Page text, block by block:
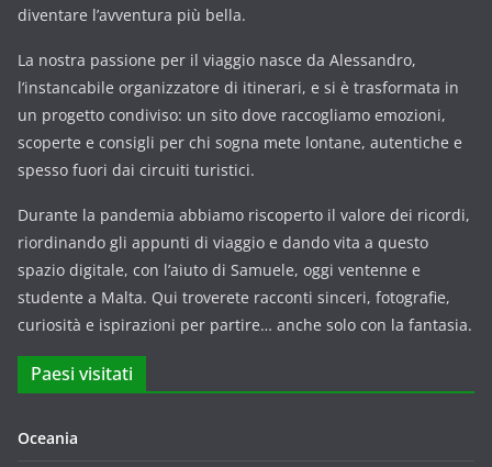
diventare l’avventura più bella.
La nostra passione per il viaggio nasce da Alessandro,
l’instancabile organizzatore di itinerari, e si è trasformata in
un progetto condiviso: un sito dove raccogliamo emozioni,
scoperte e consigli per chi sogna mete lontane, autentiche e
spesso fuori dai circuiti turistici.
Durante la pandemia abbiamo riscoperto il valore dei ricordi,
riordinando gli appunti di viaggio e dando vita a questo
spazio digitale, con l’aiuto di Samuele, oggi ventenne e
studente a Malta. Qui troverete racconti sinceri, fotografie,
curiosità e ispirazioni per partire… anche solo con la fantasia.
Paesi visitati
Oceania